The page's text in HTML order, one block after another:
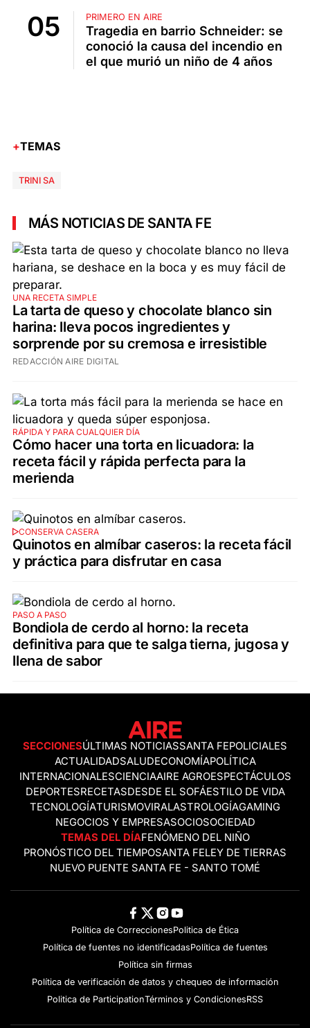
PRIMERO EN AIRE
Tragedia en barrio Schneider: se
conoció la causa del incendio en
el que murió un niño de 4 años
TEMAS
TRINI SA
MÁS NOTICIAS DE SANTA FE
UNA RECETA SIMPLE
La tarta de queso y chocolate blanco sin
harina: lleva pocos ingredientes y
sorprende por su cremosa e irresistible
REDACCIÓN AIRE DIGITAL
RÁPIDA Y PARA CUALQUIER DÍA
Cómo hacer una torta en licuadora: la
receta fácil y rápida perfecta para la
merienda
CONSERVA CASERA
Quinotos en almíbar caseros: la receta fácil
y práctica para disfrutar en casa
PASO A PASO
Bondiola de cerdo al horno: la receta
definitiva para que te salga tierna, jugosa y
llena de sabor
SECCIONESÚLTIMAS NOTICIASSANTA FEPOLICIALES
ACTUALIDADSALUDECONOMÍAPOLÍTICA
INTERNACIONALESCIENCIAAIRE AGROESPECTÁCULOS
DEPORTESRECETASDESDE EL SOFÁESTILO DE VIDA
TECNOLOGÍATURISMOVIRALASTROLOGÍAGAMING
NEGOCIOS Y EMPRESASOCIOSOCIEDAD
TEMAS DEL DÍAFENÓMENO DEL NIÑO
PRONÓSTICO DEL TIEMPOSANTA FELEY DE TIERRAS
NUEVO PUENTE SANTA FE - SANTO TOMÉ
Política de CorreccionesPolitica de Ética
Política de fuentes no identificadasPolítica de fuentes
Política sin firmas
Política de verificación de datos y chequeo de información
Politica de ParticipationTérminos y CondicionesRSS